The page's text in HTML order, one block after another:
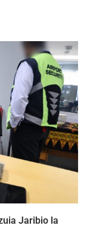
Jaribio la